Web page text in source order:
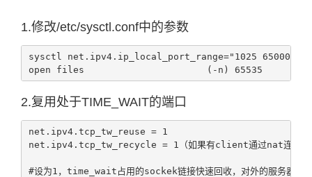
1.修改/etc/sysctl.conf中的参数
sysctl net.ipv4.ip_local_port_range="1025 65000"
open files                      (-n) 65535
2.复用处于TIME_WAIT的端口
net.ipv4.tcp_tw_reuse = 1
net.ipv4.tcp_tw_recycle = 1（如果有client通过nat连接应
#设为1，time_wait占用的sockek链接快速回收，对外的服务器不打